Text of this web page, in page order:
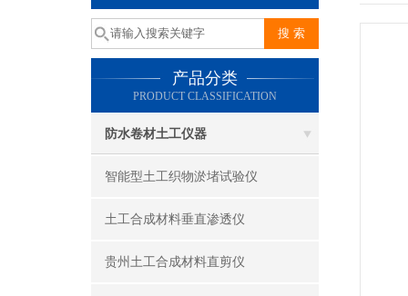
产品分类
PRODUCT CLASSIFICATION
防水卷材土工仪器
智能型土工织物淤堵试验仪
土工合成材料垂直渗透仪
贵州土工合成材料直剪仪